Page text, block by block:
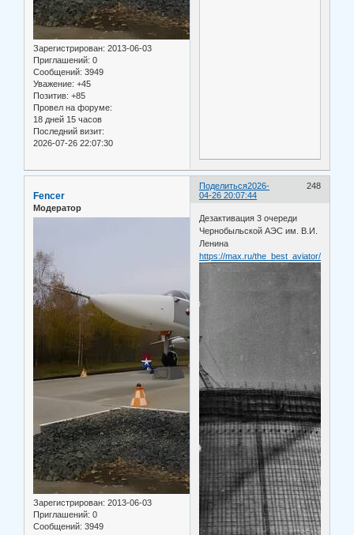
Зарегистрирован: 2013-06-03
Приглашений: 0
Сообщений: 3949
Уважение: +45
Позитив: +85
Провел на форуме:
18 дней 15 часов
Последний визит:
2026-07-26 22:07:30
Поделиться 248
2026-
04-26 20:07:44
Fencer
Модератор
Зарегистрирован: 2013-06-03
Приглашений: 0
Сообщений: 3949
Дезактивация 3 очереди
Чернобыльской АЭС им. В.И.
Ленина
https://max.ru/the_best_aviator/